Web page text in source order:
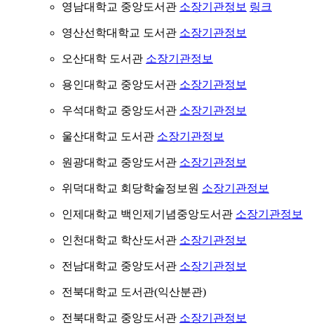
영남대학교 중앙도서관 소장기관정보 링크
영산선학대학교 도서관 소장기관정보
오산대학 도서관 소장기관정보
용인대학교 중앙도서관 소장기관정보
우석대학교 중앙도서관 소장기관정보
울산대학교 도서관 소장기관정보
원광대학교 중앙도서관 소장기관정보
위덕대학교 회당학술정보원 소장기관정보
인제대학교 백인제기념중앙도서관 소장기관정보
인천대학교 학산도서관 소장기관정보
전남대학교 중앙도서관 소장기관정보
전북대학교 도서관(익산분관)
전북대학교 중앙도서관 소장기관정보